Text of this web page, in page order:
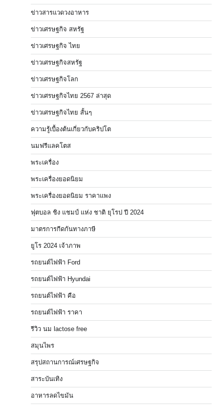
ข่าวสารแวดวงอาหาร
ข่าวเศรษฐกิจ สหรัฐ
ข่าวเศรษฐกิจ ไทย
ข่าวเศรษฐกิจสหรัฐ
ข่าวเศรษฐกิจโลก
ข่าวเศรษฐกิจไทย 2567 ล่าสุด
ข่าวเศรษฐกิจไทย สั้นๆ
ความรู้เบื้องต้นเกี่ยวกับคริปโต
นมฟรีแลคโตส
พระเครื่อง
พระเครื่องยอดนิยม
พระเครื่องยอดนิยม ราคาแพง
ฟุตบอล ชิง แชมป์ แห่ง ชาติ ยุโรป ปี 2024
มาตรการกีดกันทางภาษี
ยูโร 2024 เจ้าภาพ
รถยนต์ไฟฟ้า Ford
รถยนต์ไฟฟ้า Hyundai
รถยนต์ไฟฟ้า คือ
รถยนต์ไฟฟ้า ราคา
รีวิว นม lactose free
สมุนไพร
สรุปสถานการณ์เศรษฐกิจ
สาระบันเทิง
อาหารลดไขมัน